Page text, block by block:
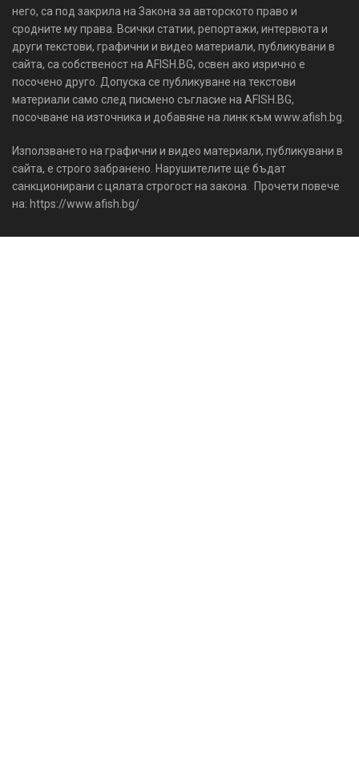
него, са под закрила на Закона за авторското право и
сродните му права. Всички статии, репортажи, интервюта и
други текстови, графични и видео материали, публикувани в
сайта, са собственост на AFISH.BG, освен ако изрично е
посочено друго. Допуска се публикуване на текстови
материали само след писмено съгласие на AFISH.BG,
посочване на източника и добавяне на линк към www.afish.bg.
Използването на графични и видео материали, публикувани в
сайта, е строго забранено. Нарушителите ще бъдат
санкционирани с цялата строгост на закона. Прочети повече
на: https://www.afish.bg/